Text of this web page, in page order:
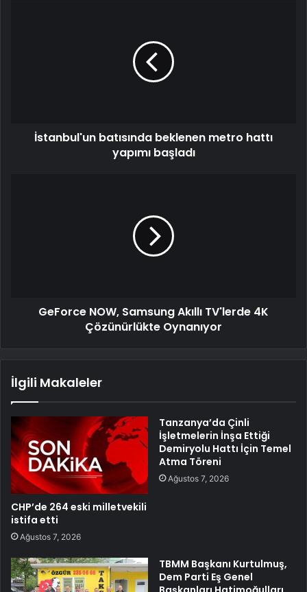
İstanbul'un batısında beklenen metro hattı
yapımı başladı
GeForce NOW, Samsung Akıllı TV'lerde 4K
Çözünürlükte Oynanıyor
İlgili Makaleler
CHP’de 264 eski milletvekili
istifa etti
Ağustos 7, 2026
Tanzanya’da Çinli
İşletmelerin İnşa Ettiği
Demiryolu Hattı İçin Temel
Atma Töreni
Ağustos 7, 2026
TBMM Başkanı Kurtulmuş,
Dem Parti Eş Genel